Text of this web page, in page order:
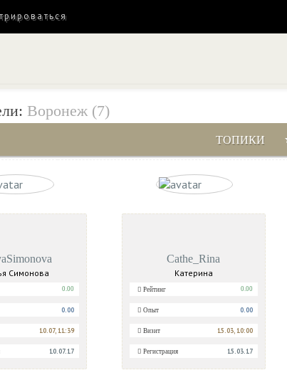
ТОПИКИ
Воронеж (7)
Дата регистрации
Симонова
0.00
0.00
10.07, 11:39
10.07.17
Cathe_Rina
Катерина
Рейтинг 0.00
Опыт 0.00
Визит 15.03, 10:00
Регистрация 15.03.17